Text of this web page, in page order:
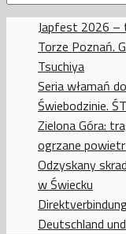
Japfest 2026 –
Torze Poznań.
Tsuchiya
Seria włamań
Świebodzinie.
Zielona Góra:
ogrzane
Odzyskany
w Świecku
Deutschland